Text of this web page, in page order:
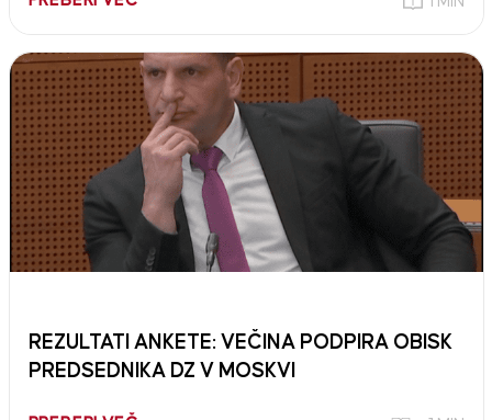
REZULTATI ANKETE: VEČINA PODPIRA OBISK
PREDSEDNIKA DZ V MOSKVI